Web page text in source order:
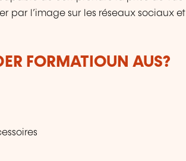
par l’image sur les réseaux sociaux et
FORMATIOUN AUS?